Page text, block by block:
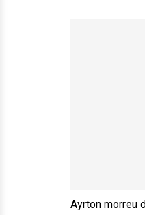
Ayrton morreu